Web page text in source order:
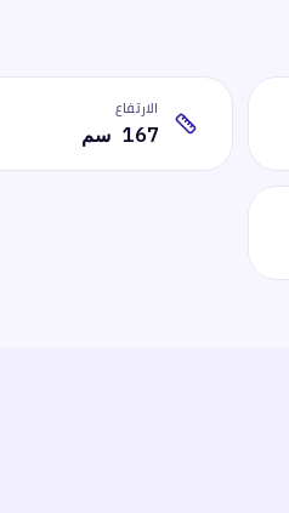
الارتفاع
167 سم